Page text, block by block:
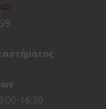
16:30